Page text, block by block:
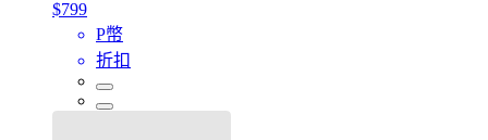
$799
P幣
折扣